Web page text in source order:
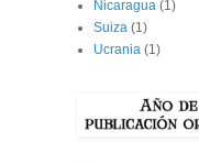
Nicaragua (1)
Suiza (1)
Ucrania (1)